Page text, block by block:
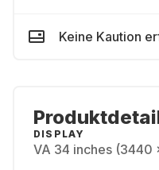
Keine Kaution
DISPLAY
VA 34 inches (3440